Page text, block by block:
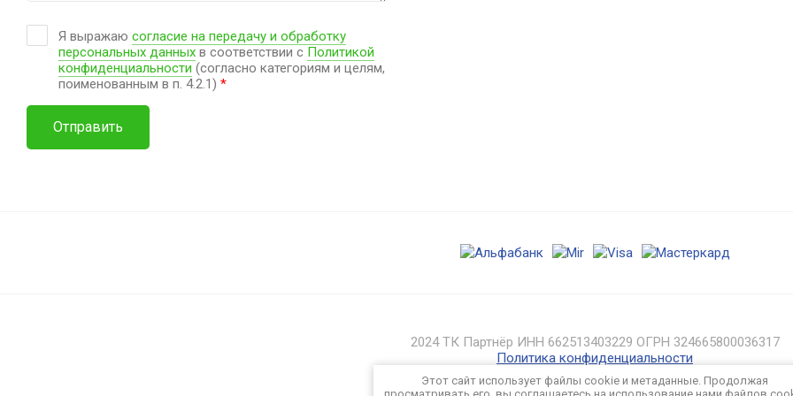
Я выражаю согласие на передачу и обработку
персональных данных в соответствии с Политикой
конфиденциальности (согласно категориям и целям,
поименованным в п. 4.2.1) *
Отправить
2024 ТК Партнёр ИНН 662513403229 ОГРН 324665800036317
Политика конфиденциальности
Этот сайт использует файлы cookie и метаданные. Продолжая